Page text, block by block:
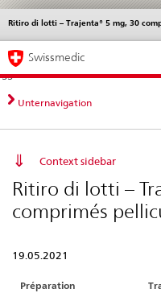
Navigazione
diretta:
novità,
aspetti
contatto
Novità &
norme
Ritiro di lotti – Trajenta® 5 mg, 30
Service
Navigation
Swissmedic
Unternavigation
Context sidebar
Ritiro di lotti –
comprimés
19.05.2021
Préparation